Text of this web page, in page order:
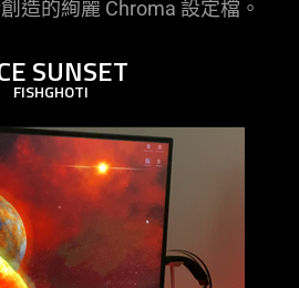
造的絢麗 Chroma 設定檔。
SUNSET
FISHGHOTI